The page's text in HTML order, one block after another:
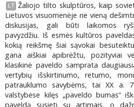
LT Žaliojo tilto skulptūros, kaip
Lietuvos visuomenėje ne vieną
diskusijas, gali būti laikomos
pavyzdžiu. Iš esmės kultūros
kokią reikšmę šiai sąvokai
gana aiškiai apibrėžtu, pozityviai
klasikinė paveldo samprata
vertybių išskirtinumo, retumo,
patrauklumo savybėms, tai XX a.
valstybėse kilęs „paveldo bumas“
paveldą susieti su artimais, o